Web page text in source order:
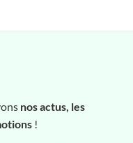
nos actus, les
!